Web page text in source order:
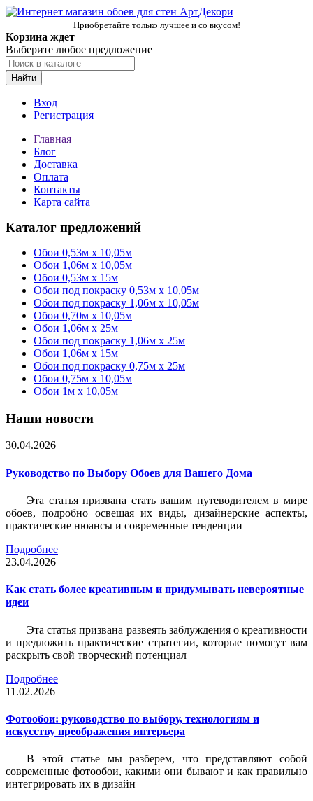
Приобретайте только лучшее и со вкусом!
Корзина ждет
Выберите любое предложение
Найти
Вход
Регистрация
Главная
Блог
Доставка
Оплата
Контакты
Карта сайта
Каталог предложений
Обои 0,53м x 10,05м
Обои 1,06м х 10,05м
Обои 0,53м x 15м
Обои под покраску 0,53м x 10,05м
Обои под покраску 1,06м х 10,05м
Обои 0,70м x 10,05м
Обои 1,06м x 25м
Обои под покраску 1,06м x 25м
Обои 1,06м x 15м
Обои под покраску 0,75м x 25м
Обои 0,75м x 10,05м
Обои 1м х 10,05м
Наши новости
30.04.2026
Руководство по Выбору Обоев для Вашего Дома
Эта статья призвана стать вашим путеводителем в мире
обоев, подробно освещая их виды, дизайнерские аспекты,
практические нюансы и современные тенденции
Подробнее
23.04.2026
Как стать более креативным и придумывать невероятные
идеи
Эта статья призвана развеять заблуждения о креативности
и предложить практические стратегии, которые помогут вам
раскрыть свой творческий потенциал
Подробнее
11.02.2026
Фотообои: руководство по выбору, технологиям и
искусству преображения интерьера
В этой статье мы разберем, что представляют собой
современные фотообои, какими они бывают и как правильно
интегрировать их в дизайн